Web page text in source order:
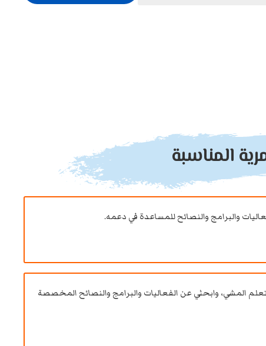
المناسبة
والبرامج والنصائح للمساعدة في دعمه.
المشي، وابحثي عن الفعاليات والبرامج والنصائح المخصصة